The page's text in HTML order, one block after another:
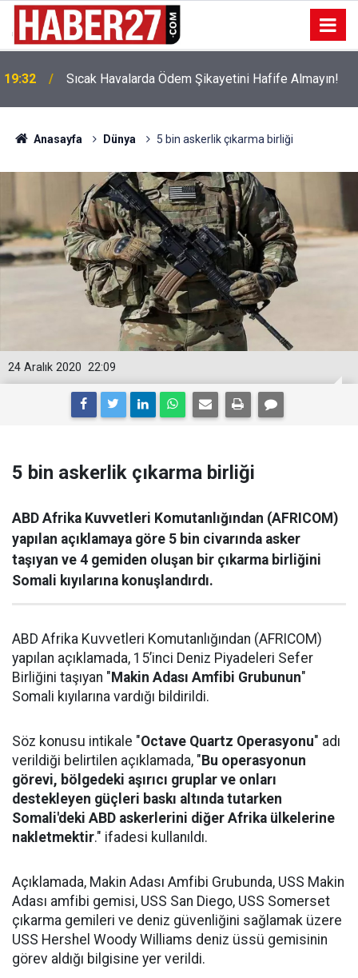
19:32 Sıcak Havalarda Ödem Şikayetini Hafife Almayın!
Anasayfa Dünya 5 bin askerlik çıkarma birliği
22:09
24 Aralık 2020
5 bin askerlik çıkarma birliği
ABD Afrika Kuvvetleri Komutanlığından (AFRICOM)
yapılan açıklamaya göre 5 bin civarında asker
taşıyan ve 4 gemiden oluşan bir çıkarma birliğini
Somali kıyılarına konuşlandırdı.
ABD Afrika Kuvvetleri Komutanlığından (AFRICOM)
yapılan açıklamada, 15’inci Deniz Piyadeleri Sefer
Birliğini taşıyan " Makin Adası Amfibi Grubunun"
Somali kıyılarına vardığı bildirildi.
Söz konusu intikale "Octave Quartz Operasyonu" adı
verildiği belirtilen açıklamada, " Bu operasyonun
görevi, bölgedeki aşırıcı gruplar ve onları
destekleyen güçleri baskı altında tutarken
Somali'deki ABD askerlerini diğer Afrika ülkelerine
nakletmektir." ifadesi kullanıldı.
Açıklamada, Makin Adası Amfibi Grubunda, USS Makin
Adası amfibi gemisi, USS San Diego, USS Somerset
çıkarma gemileri ve deniz güvenliğini sağlamak üzere
USS Hershel Woody Williams deniz üssü gemisinin
görev aldığı bilgisine yer verildi.